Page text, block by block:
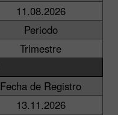
11.08.2026
Periodo
Trimestre
Fecha de Registro
13.11.2026